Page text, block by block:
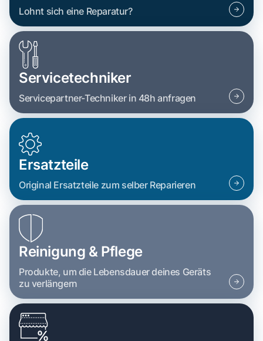
Lohnt sich eine Reparatur?
Servicetechniker
Servicepartner-Techniker in 48h anfragen
Ersatzteile
Original Ersatzteile zum selber Reparieren
Reinigung & Pflege
Produkte, um die Lebensdauer deines Geräts
zu verlängern